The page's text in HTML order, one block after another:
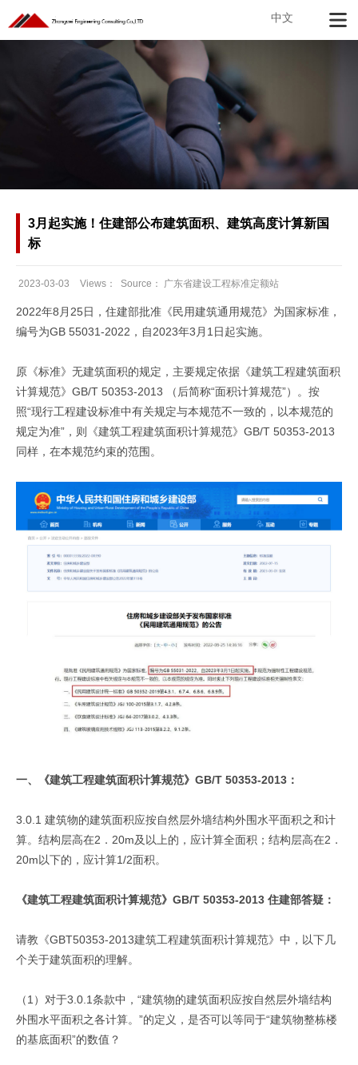
中文
3月起实施！住建部公布建筑面积、建筑高度计算新国
标
2023-03-03 Views： Source： 广东省建设工程标准定额站
2022年8月25日，住建部批准《民用建筑通用规范》为国家标准，
编号为GB 55031-2022，自2023年3月1日起实施。
原《标准》无建筑面积的规定，主要规定依据《建筑工程建筑面积
计算规范》GB/T 50353-2013 （后简称“面积计算规范”）。按
照“现行工程建设标准中有关规定与本规范不一致的，以本规范的
规定为准”，则《建筑工程建筑面积计算规范》GB/T 50353-2013
同样，在本规范约束的范围。
一、《建筑工程建筑面积计算规范》GB/T 50353-2013：
3.0.1 建筑物的建筑面积应按自然层外墙结构外围水平面积之和计
算。结构层高在2．20m及以上的，应计算全面积；结构层高在2．
20m以下的，应计算1/2面积。
《建筑工程建筑面积计算规范》GB/T 50353-2013 住建部答疑：
请教《GBT50353-2013建筑工程建筑面积计算规范》中，以下几
个关于建筑面积的理解。
（1）对于3.0.1条款中，“建筑物的建筑面积应按自然层外墙结构
外围水平面积之各计算。”的定义，是否可以等同于“建筑物整栋楼
的基底面积”的数值？